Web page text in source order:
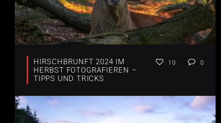
HIRSCHBRUNFT 2024 IM
HERBST FOTOGRAFIEREN –
TIPPS UND TRICKS
10 0